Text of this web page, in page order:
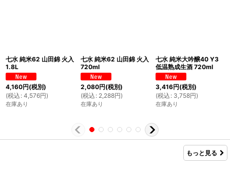
七水 純米62 山田錦 火入
1.8L
4,160円(税別)
(税込 : 4,576円)
在庫あり
七水 純米62 山田錦 火入
720ml
2,080円(税別)
(税込 : 2,288円)
在庫あり
七水 純米大吟醸40 Y3
低温熟成生酒 720ml
3,416円(税別)
(税込 : 3,758円)
在庫あり
もっと見る